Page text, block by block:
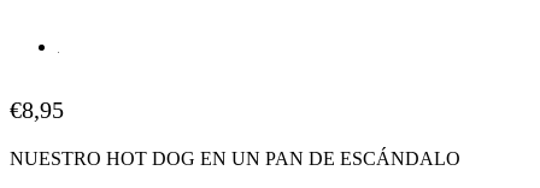
€8,95
NUESTRO HOT DOG EN UN PAN DE ESCÁNDALO